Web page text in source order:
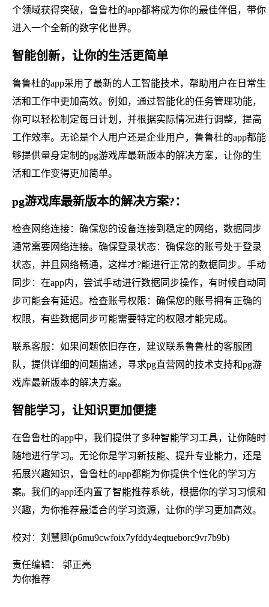
个领域获得突破，鲁鲁杜的app都将成为你的最佳伴侣，带你
进入一个全新的数字化世界。
智能创新，让你的生活更简单
鲁鲁杜的app采用了最新的人工智能技术，帮助用户在日常生
活和工作中更加高效。例如，通过智能化的任务管理功能，
你可以轻松制定每日计划，并根据实际情况进行调整，提高
工作效率。无论是个人用户还是企业用户，鲁鲁杜的app都能
够提供量身定制的pg游戏库最新版本的解决方案，让你的生
活和工作变得更加简单。
pg游戏库最新版本的解决方案?：
检查网络连接：确保您的设备连接到稳定的网络，数据同步
通常需要网络连接。确保登录状态：确保您的账号处于登录
状态，并且网络畅通，这样才?能进行正常的数据同步。手动
同步：在app内，尝试手动进行数据同步操作，有时候自动同
步可能会有延迟。检查账号权限：确保您的账号拥有正确的
权限，有些数据同步可能需要特定的权限才能完成。
联系客服：如果问题依旧存在，建议联系鲁鲁杜的客服团
队，提供详细的问题描述，寻求pg直营网的技术支持和pg游
戏库最新版本的解决方案。
智能学习，让知识更加便捷
在鲁鲁杜的app中，我们提供了多种智能学习工具，让你随时
随地进行学习。无论你是学习新技能、提升专业能力，还是
拓展兴趣知识，鲁鲁杜的app都能为你提供个性化的学习方
案。我们的app还内置了智能推荐系统，根据你的学习习惯和
兴趣，为你推荐最适合的学习资源，让你的学习更加高效。
校对：刘慧卿(p6mu9cwfoix7yfddy4eqtueborc9vr7b9b)
责任编辑： 郭正亮
为你推荐